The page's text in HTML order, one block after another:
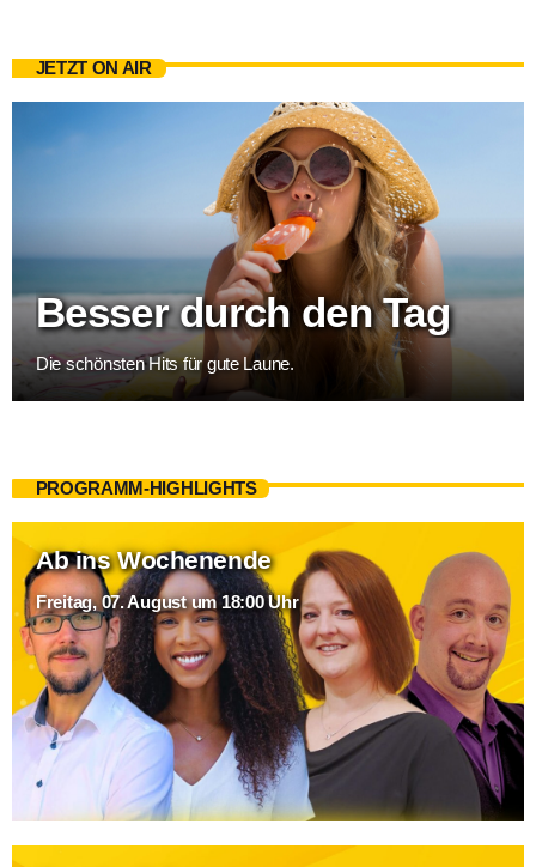
JETZT ON AIR
Besser durch den Tag
Die schönsten Hits für gute Laune.
PROGRAMM-HIGHLIGHTS
Ab ins Wochenende
Freitag, 07. August um 18:00 Uhr